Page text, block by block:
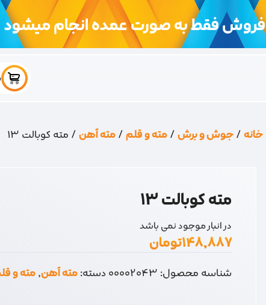
فروش فقط به صورت عمده انجام میشود
خانه/جوش و برش/مته و قلم/مته آهن/ مته کوبالت 13
مته کوبالت 13
در انبار موجود نمی باشد
۱۴۸,۸۸۷تومان
شناسه محصول: 00002043دسته:مته آهن,مته و